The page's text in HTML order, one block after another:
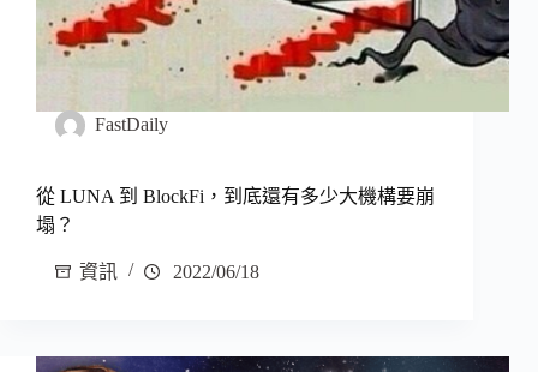
FastDaily
從 LUNA 到 BlockFi，到底還有多少大機構要崩
塌？
資訊 2022/06/18